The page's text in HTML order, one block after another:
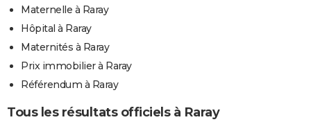
Maternelle à Raray
Hôpital à Raray
Maternités à Raray
Prix immobilier à Raray
Référendum à Raray
Tous les résultats officiels à Raray